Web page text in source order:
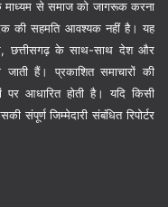
माध्यम से समाज को जागरूक करना
की सहमति आवश्यक नहीं है। यह
छत्तीसगढ़ के साथ-साथ देश और
हैं। प्रकाशित समाचारों की
पर आधारित होती है। यदि किसी
संपूर्ण जिम्मेदारी संबंधित रिपोर्टर